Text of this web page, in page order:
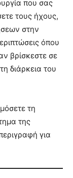
που σας
τους ήχους,
στην
όπου
βρίσκεστε σε
διάρκεια του
τη
της
για